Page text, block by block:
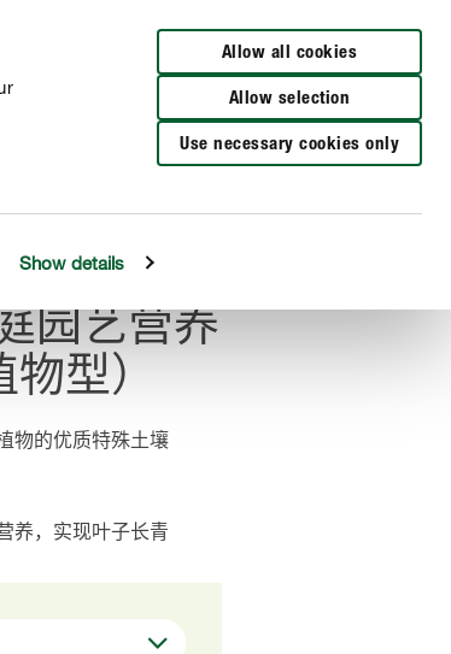
Show details
Allow all cookies
Allow selection
Use necessary cookies only
园艺营养
型）
物的优质特殊土壤
养，实现叶子长青